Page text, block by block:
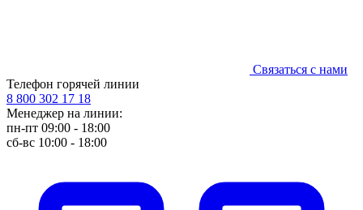
Связаться с нами
Телефон горячей линии
8 800 302 17 18
Менеджер на линии:
пн-пт 09:00 - 18:00
сб-вс 10:00 - 18:00